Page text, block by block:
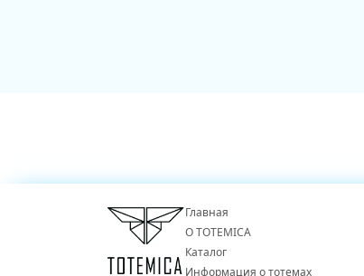
Главная
О TOTEMICA
Каталог
Информация о тотемах